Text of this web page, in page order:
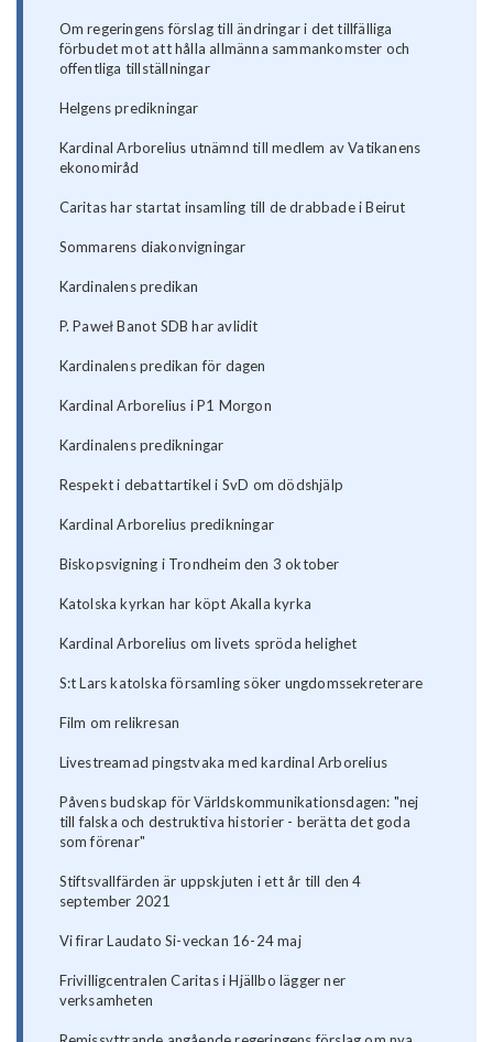
Om regeringens förslag till ändringar i det tillfälliga
förbudet mot att hålla allmänna sammankomster och
offentliga tillställningar
Helgens predikningar
Kardinal Arborelius utnämnd till medlem av Vatikanens
ekonomiråd
Caritas har startat insamling till de drabbade i Beirut
Sommarens diakonvigningar
Kardinalens predikan
P. Paweł Banot SDB har avlidit
Kardinalens predikan för dagen
Kardinal Arborelius i P1 Morgon
Kardinalens predikningar
Respekt i debattartikel i SvD om dödshjälp
Kardinal Arborelius predikningar
Biskopsvigning i Trondheim den 3 oktober
Katolska kyrkan har köpt Akalla kyrka
Kardinal Arborelius om livets spröda helighet
S:t Lars katolska församling söker ungdomssekreterare
Film om relikresan
Livestreamad pingstvaka med kardinal Arborelius
Påvens budskap för Världskommunikationsdagen: "nej
till falska och destruktiva historier - berätta det goda
som förenar"
Stiftsvallfärden är uppskjuten i ett år till den 4
september 2021
Vi firar Laudato Si-veckan 16-24 maj
Frivilligcentralen Caritas i Hjällbo lägger ner
verksamheten